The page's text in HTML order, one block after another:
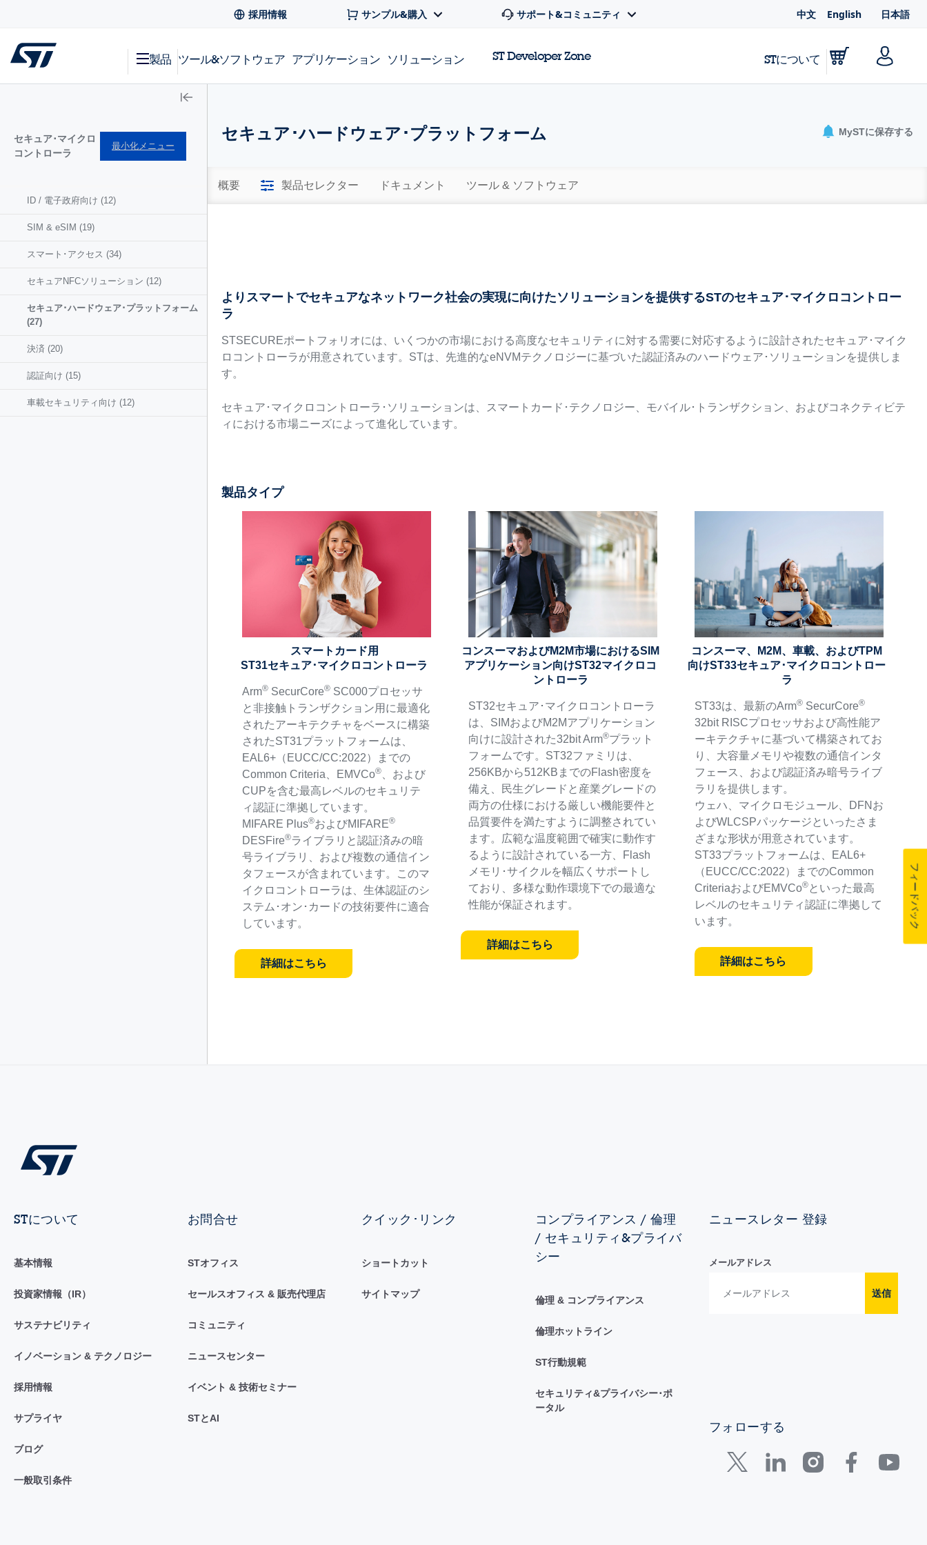
採用情報 サンプル&購入 サポート&コミュニティ 中文 English 日本語
製品 ツール&ソフトウェア アプリケーション ソリューション ST Developer Zone STについて
セキュア･マイクロ
コントローラ
最小化メニュー
ID / 電子政府向け (12)
SIM & eSIM (19)
スマート･アクセス (34)
セキュアNFCソリューション (12)
セキュア･ハードウェア･プラットフォーム
(27)
決済 (20)
認証向け (15)
車載セキュリティ向け (12)
セキュア･ハードウェア･プラットフォーム MySTに保存する
概要 製品セレクター ドキュメント ツール & ソフトウェア
よりスマートでセキュアなネットワーク社会の実現に向けたソリューションを提供するSTのセキュア･マイクロコントロー
ラ
STSECUREポートフォリオには、いくつかの市場における高度なセキュリティに対する需要に対応するように設計されたセキュア･マイク
ロコントローラが用意されています。STは、先進的なeNVMテクノロジーに基づいた認証済みのハードウェア･ソリューションを提供しま
す。
セキュア･マイクロコントローラ･ソリューションは、スマートカード･テクノロジー、モバイル･トランザクション、およびコネクティビテ
ィにおける市場ニーズによって進化しています。
製品タイプ
スマートカード用
ST31セキュア･マイクロコントローラ
Arm®SecurCore®SC000プロセッサ
と非接触トランザクション用に最適化
されたアーキテクチャをベースに構築
されたST31プラットフォームは、
EAL6+（EUCC/CC:2022）までの
Common Criteria、EMVCo®、および
CUPを含む最高レベルのセキュリテ
ィ認証に準拠しています。
MIFARE Plus®およびMIFARE®
DESFire®ライブラリと認証済みの暗
号ライブラリ、および複数の通信イン
タフェースが含まれています。このマ
イクロコントローラは、生体認証のシ
ステム･オン･カードの技術要件に適合
しています。
詳細はこちら
コンスーマおよびM2M市場におけるSIM
アプリケーション向けST32マイクロコ
ントローラ
ST32セキュア･マイクロコントローラ
は、SIMおよびM2Mアプリケーション
向けに設計された32bit Arm®プラット
フォームです。ST32ファミリは、
256KBから512KBまでのFlash密度を
備え、民生グレードと産業グレードの
両方の仕様における厳しい機能要件と
品質要件を満たすように調整されてい
ます。広範な温度範囲で確実に動作す
るように設計されている一方、Flash
メモリ･サイクルを幅広くサポートし
ており、多様な動作環境下での最適な
性能が保証されます。
詳細はこちら
コンスーマ、M2M、車載、およびTPM
向けST33セキュア･マイクロコントロー
ラ
ST33は、最新のArm®SecurCore®
32bit RISCプロセッサおよび高性能ア
ーキテクチャに基づいて構築されてお
り、大容量メモリや複数の通信インタ
フェース、および認証済み暗号ライブ
ラリを提供します。
ウェハ、マイクロモジュール、DFNお
よびWLCSPパッケージといったさま
ざまな形状が用意されています。
ST33プラットフォームは、EAL6+
（EUCC/CC:2022）までのCommon
CriteriaおよびEMVCo®といった最高
レベルのセキュリティ認証に準拠して
います。
詳細はこちら
STについて
基本情報
投資家情報（IR）
サステナビリティ
イノベーション & テクノロジー
採用情報
サプライヤ
ブログ
一般取引条件
お問合せ
STオフィス
セールスオフィス & 販売代理店
コミュニティ
ニュースセンター
イベント & 技術セミナー
STとAI
クイック･リンク
ショートカット
サイトマップ
コンプライアンス / 倫理
/ セキュリティ&プライバ
シー
倫理 & コンプライアンス
倫理ホットライン
ST行動規範
セキュリティ&プライバシー･ポ
ータル
ニュースレター 登録
メールアドレス
送信
フォローする
フィードバック